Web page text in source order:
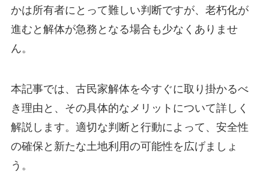
かは所有者にとって難しい判断ですが、老朽化が
進むと解体が急務となる場合も少なくありませ
ん。
本記事では、古民家解体を今すぐに取り掛かるべ
き理由と、その具体的なメリットについて詳しく
解説します。適切な判断と行動によって、安全性
の確保と新たな土地利用の可能性を広げましょ
う。